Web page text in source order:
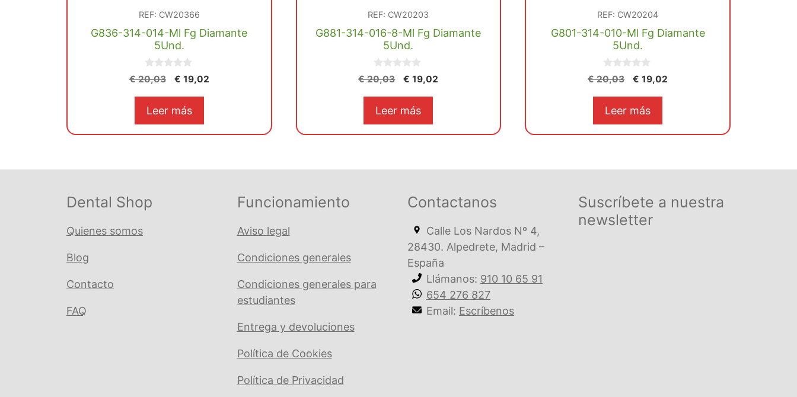
REF: CW20366
G836-314-014-Ml Fg Diamante
5Und.
0
d
€20,03
El
original
€ 20,03.
€ 19,02El
€ 19,02.
Leer más
REF: CW20203
G881-314-016-8-Ml Fg Diamante
5Und.
0
d
€20,03
El
original
€ 20,03.
€ 19,02
€ 19,02.
Leer más
REF: CW20204
G801-314-010-Ml Fg Diamante
5Und.
0
d
€20,03
El
original
€ 20,03.
€ 19,02
€ 19,02.
Leer más
Dental Shop
Quienes somos
Blog
Contacto
FAQ
Funcionamiento
Aviso legal
Condiciones generales
Condiciones generales para
estudiantes
Entrega y devoluciones
Política de Cookies
Política de Privacidad
Contactanos
Calle Los Nardos Nº 4,
28430. Alpedrete, Madrid –
España
Llámanos: 910 10 65 91
654 276 827
Email: Escríbenos
Suscríbete a nuestra
newsletter